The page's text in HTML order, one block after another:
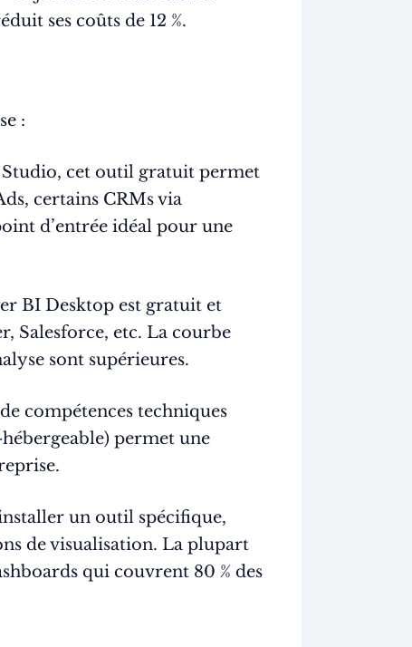
ses coûts de 12 %.
:
cet outil gratuit permet
certains CRMs via
d’entrée idéal pour une
BI Desktop est gratuit et
Salesforce, etc. La courbe
sont supérieures.
compétences techniques
permet une
un outil spécifique,
de visualisation. La plupart
qui couvrent 80 % des